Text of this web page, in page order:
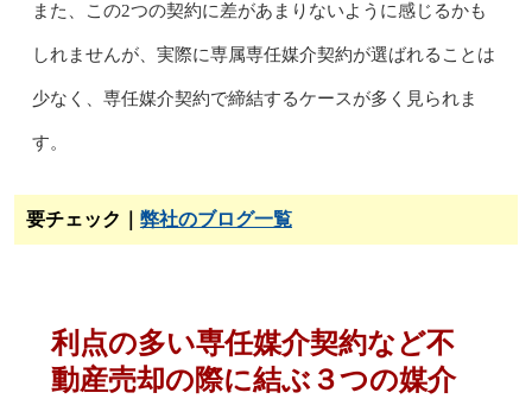
また、この2つの契約に差があまりないように感じるかも
しれませんが、実際に専属専任媒介契約が選ばれることは
少なく、専任媒介契約で締結するケースが多く見られま
す。
要チェック｜ 弊社のブログ一覧
利点の多い専任媒介契約など不
動産売却の際に結ぶ３つの媒介